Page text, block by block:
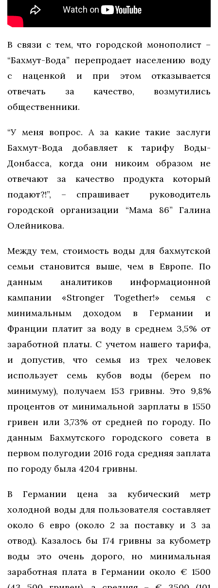
В связи с тем, что городской монополист –
“Бахмут-Вода” перепродает населению воду
с наценкой и при этом отказывается
отвечать за качество, возмутились
общественники.
“У меня вопрос. А за какие такие заслуги
Бахмут-Вода добавляет к тарифу Воды-
Донбасса, когда они никоим образом не
отвечают за качество продукта который
подают?!”, – спрашивает руководитель
городской организации “Мама 86” Галина
Олейникова.
Между тем, стоимость воды для бахмутской
семьи становится выше, чем в Европе. По
данным аналитиков информационной
кампании «Stronger Together!» семья с
минимальным доходом в Германии и
Франции платит за воду в среднем 3,5% от
заработной платы. С учетом нашего тарифа,
и допустив, что семья из трех человек
использует семь кубов воды (берем по
минимуму), получаем 153 гривны. Это 9,8%
процентов от минимальной зарплаты в 1550
гривен или 3,73% от средней по городу. По
данным Бахмутского городского совета в
первом полугодии 2016 года средняя заплата
по городу была 4204 гривны.
В Германии цена за кубический метр
холодной воды для пользователя составляет
около 6 евро (около 2 за поставку и 3 за
отвод). Казалось бы 174 гривны за кубометр
воды это очень дорого, но минимальная
заработная плата в Германии около € 1500